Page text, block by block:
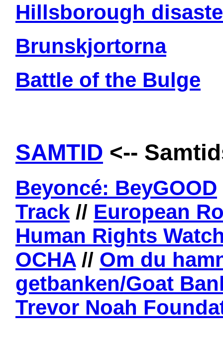
Hillsborough
Brunskjortorna
Battle of the Bulge
SAMTID <--
Beyoncé: BeyGOOD
Track // European
Human Rights
OCHA// Om du
getbanken/Goat
Trevor Noah